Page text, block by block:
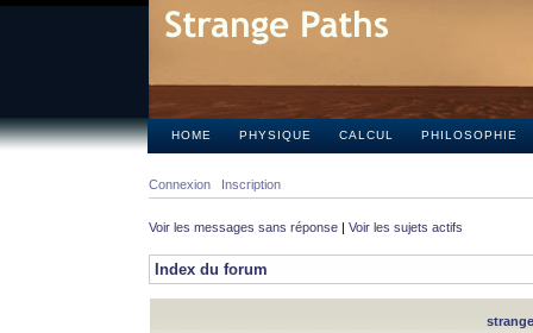
HOME PHYSIQUE CALCUL PHILOSOPHIE
Connexion Inscription
Voir les messages sans réponse | Voir les sujets actifs
Index du forum